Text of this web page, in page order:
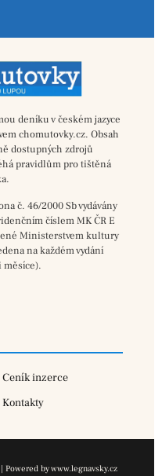
deníku v českém jazyce
chomutovky.cz. Obsah
dostupných zdrojů
pravidlům pro tištěná
č. 46/2000 Sb vydávány
číslem MK ČR E
Ministerstvem kultury
na každém vydání
měsíce).
Ceník inzerce
Kontakty
by www.legnavsky.cz